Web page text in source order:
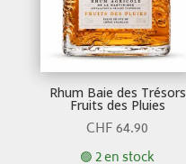
Rhum Baie des Trésors
Fruits des Pluies
CHF64.90
🟢 2 en stock